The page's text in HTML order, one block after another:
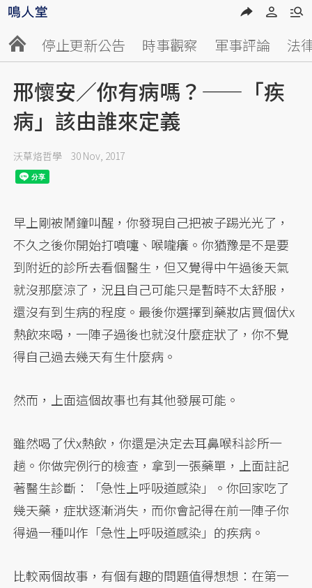
停止更新公告 時事觀察 軍事評論 法
邢懷安／你有病嗎？——「疾
病」該由誰來定義
沃草烙哲學 30 Nov, 2017
早上剛被鬧鐘叫醒，你發現自己把被子踢光光了，
不久之後你開始打噴嚏、喉嚨癢。你猶豫是不是要
到附近的診所去看個醫生，但又覺得中午過後天氣
就沒那麼涼了，況且自己可能只是暫時不太舒服，
還沒有到生病的程度。最後你選擇到藥妝店買個伏x
熱飲來喝，一陣子過後也就沒什麼症狀了，你不覺
得自己過去幾天有生什麼病。
然而，上面這個故事也有其他發展可能。
雖然喝了伏x熱飲，你還是決定去耳鼻喉科診所一
趟。你做完例行的檢查，拿到一張藥單，上面註記
著醫生診斷：「急性上呼吸道感染」。你回家吃了
幾天藥，症狀逐漸消失，而你會記得在前一陣子你
得過一種叫作「急性上呼吸道感染」的疾病。
比較兩個故事，有個有趣的問題值得想想：在第一